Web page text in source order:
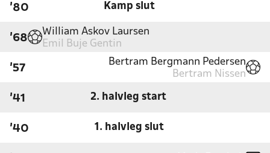
'80 Kamp slut
'68
William Askov Laursen
Emil Buje Gentin
'57
Bertram Bergmann Pedersen
Bertram Nissen
'41 2. halvleg start
'40 1. halvleg slut